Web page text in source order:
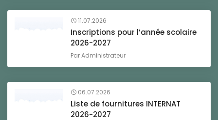
11.07.2026
Inscriptions pour l’année scolaire
2026-2027
ParAdministrateur
06.07.2026
Liste de fournitures INTERNAT
2026-2027